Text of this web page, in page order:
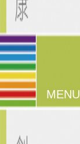
漢堡鈕
選單